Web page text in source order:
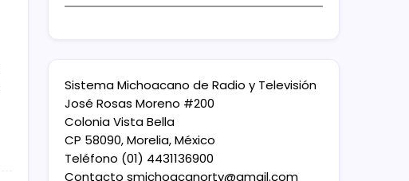
Sistema Michoacano de Radio y Televisión
José Rosas Moreno #200
Colonia Vista Bella
CP 58090, Morelia, México
Teléfono (01) 4431136900
Contacto smichoacanortv@gmail.com